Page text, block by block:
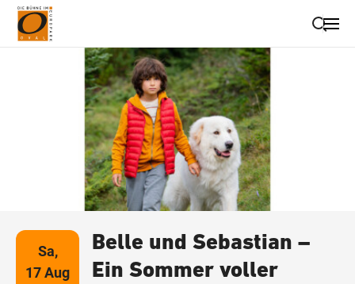
Suche schließen
Wegbeschreibung erhalten
Sa,
17 Aug
Belle und Sebastian –
Ein Sommer voller